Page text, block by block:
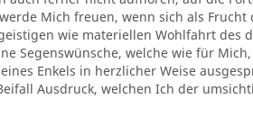
Mich freuen, wenn sich als Frucht
wie materiellen Wohlfahrt des
Segenswünsche, welche wie für
Enkels in herzlicher Weise
Ausdruck, welchen Ich der